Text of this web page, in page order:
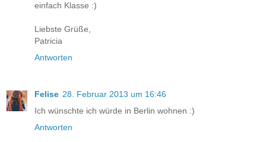
einfach Klasse :)
Liebste Grüße,
Patricia
Antworten
Felise 28. Februar 2013 um 16:46
Ich wünschte ich würde in Berlin wohnen :)
Antworten